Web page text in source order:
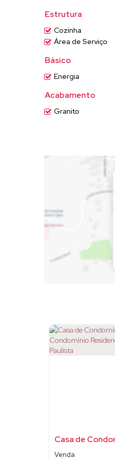
Estrutura
Cozinha
Área de Serviço
Básico
Energia
Acabamento
Granito